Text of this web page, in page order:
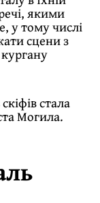
якими
у тому числі
сцени з
стала
Могила.